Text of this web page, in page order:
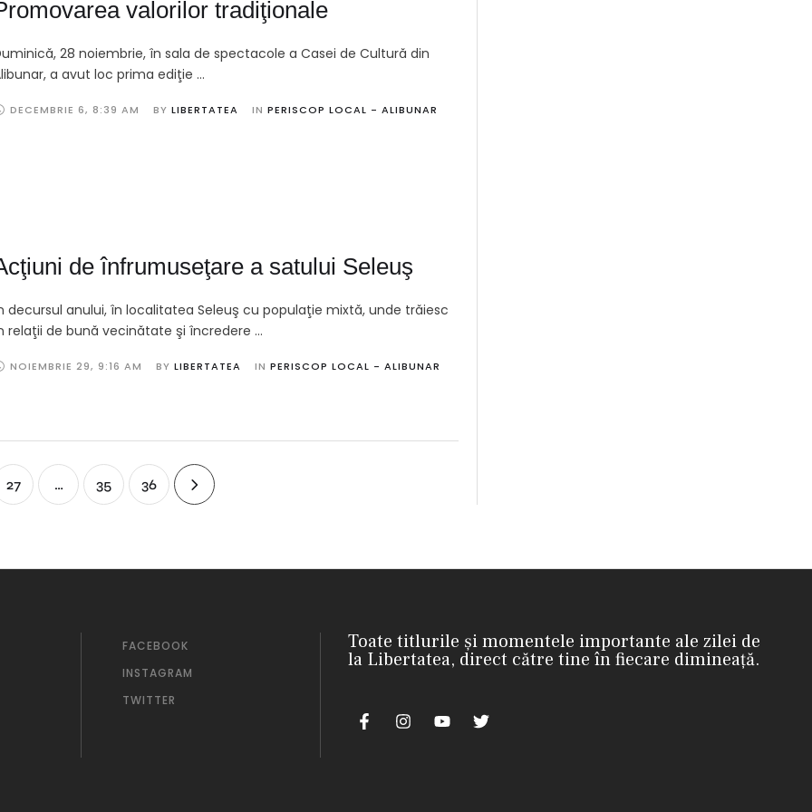
valorilor tradiţionale
28 noiembrie, în sala de spectacole a Casei de Cultură din
a avut loc prima ediţie …
DECEMBRIE 6, 8:39 AM BY LIBERTATEA IN PERISCOP LOCAL - ALIBUNAR
de înfrumuseţare a satului Seleuş
decursul anului, în localitatea Seleuş cu populaţie mixtă, unde trăiesc
relaţii de bună vecinătate şi încredere …
NOIEMBRIE 29, 9:16 AM BY LIBERTATEA IN PERISCOP LOCAL - ALIBUNAR
27 … 35 36
FACEBOOK
INSTAGRAM
TWITTER
Toate titlurile și momentele importante ale zilei de
la Libertatea, direct către tine în fiecare dimineață.